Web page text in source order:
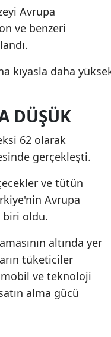
Avrupa
ve benzeri
kıyasla daha
DÜŞÜK
62 olarak
gerçekleşti.
ve tütün
Avrupa
biri oldu.
altında yer
tüketiciler
ve teknoloji
alma gücü